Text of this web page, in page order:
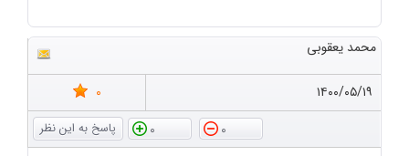
محمد یعقوبی
۱۴۰۰/۰۵/۱۹
0
0
0